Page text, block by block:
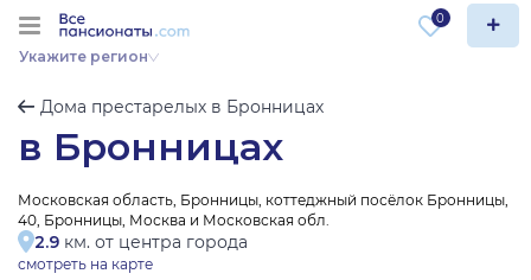
Укажите регион
0
Дома престарелых в Бронницах
в Бронницах
Московская область, Бронницы, коттеджный посёлок Бронницы,
40, Бронницы, Москва и Московская обл.
2.9 км. от центра города
смотреть на карте